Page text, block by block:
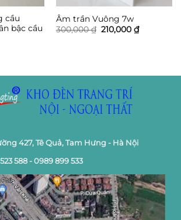
cầu
bậc cầu
Âm trần Vuông 7w
300,000₫ Giá
gốc
210,000 ₫Giá
hiện
427, Tê Quả, Tam Hưng - Hà Nội
588 - 0989 899 533